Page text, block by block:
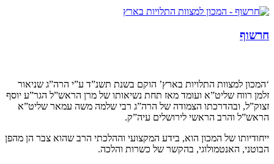
חרשוף
‘המכון למצוות התלויות בארץ’ הוקם בשנת תשנ”ד ע”י הרה”ג שניאור
זלמן רווח שליט”א ועומד מאז תחת נשיאותו של מרן הראש”ל הגר”ע יוסף
זצוק”ל, ובהדרכתו הצמודה של הרה”ג רבי שלמה משה עמאר שליט”א
הראש”ל והרב הראשי לירושלים עיה”ק.
ייחודיותו של המכון הוא, בידע המקצועי וההלכתי הרב שהוא צבר הן מהפן
הבוטני, האנטמולוגי, בהקשר של כשרות והלכה.